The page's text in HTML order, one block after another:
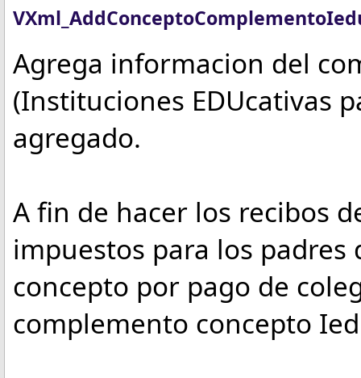
VXml
Agrega informacion del
(Instituciones EDUcativas
agregado.
A fin de hacer los recibos
impuestos para los padres
concepto por pago de
complemento concepto